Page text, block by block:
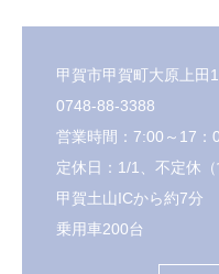
甲賀市甲賀町大原上田
0748-88-3388
営業時間：7:00～17：
定休日：1/1、不定休（
甲賀土山ICから約7分
乗用車200台